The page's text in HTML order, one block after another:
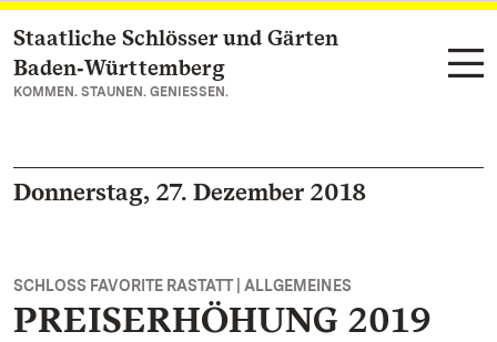
Zum Hauptinhalt springen
Staatliche Schlösser und Gärten
Baden‑Württemberg
KOMMEN. STAUNEN. GENIESSEN.
Donnerstag, 27. Dezember 2018
SCHLOSS FAVORITE RASTATT | ALLGEMEINES
PREISERHÖHUNG 2019